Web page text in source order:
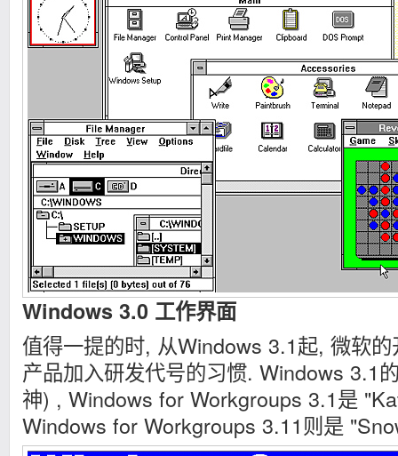
Windows 3.0 工作界面
值得一提的时, 从Windows 3.1起, 微软
产品加入研发代号的习惯. Windows 3.1
神) , Windows for Workgroups 3.1是
Windows for Workgroups 3.11则是